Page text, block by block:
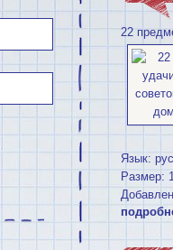
22
Язык:
Размер: